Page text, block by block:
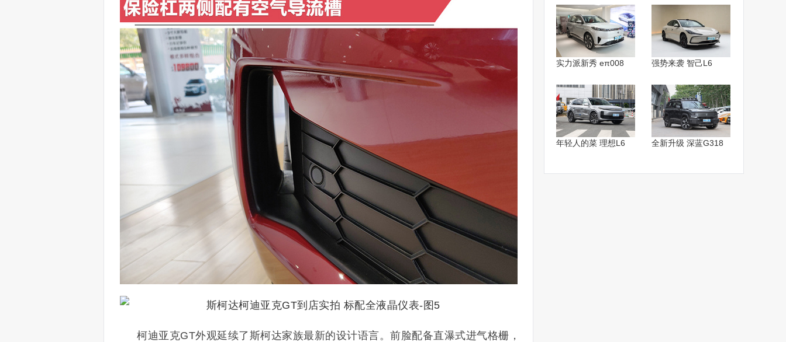
柯迪亚克GT外观延续了斯柯达家族最新的设计语言。前脸配备直瀑式进气格栅，
实力派新秀 eπ008 强势来袭 智己L6
年轻人的菜 理想L6 全新升级 深蓝G318